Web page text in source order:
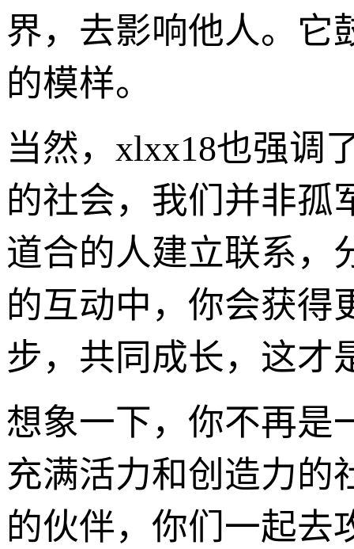
界，去影响他人。它
的模样。
当然，xlxx18也强调
的社会，我们并非孤
道合的人建立联系，
的互动中，你会获得
步，共同成长，这才
想象一下，你不再是
充满活力和创造力的
的伙伴，你们一起去